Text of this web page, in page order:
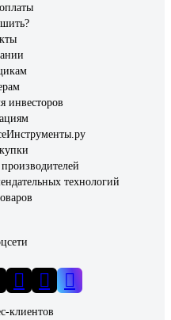
инвесторов
технологий
клиентов